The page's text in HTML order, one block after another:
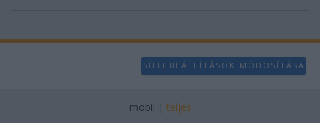
SÜTI BEÁLLÍTÁSOK MÓDOSÍTÁSA
mobil | teljes